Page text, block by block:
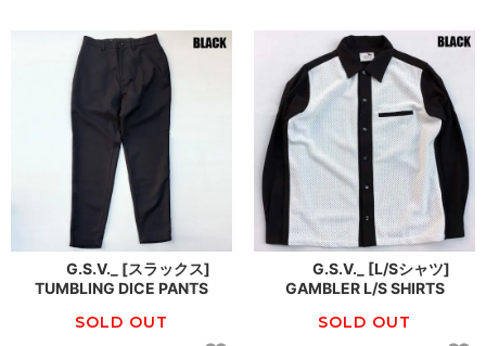
G.S.V._ [スラックス]
TUMBLING DICE PANTS
SOLD OUT
G.S.V._ [L/Sシャツ]
GAMBLER L/S SHIRTS
SOLD OUT